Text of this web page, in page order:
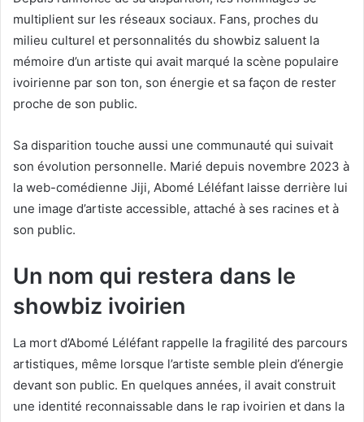
multiplient sur les réseaux sociaux. Fans, proches du
milieu culturel et personnalités du showbiz saluent la
mémoire d’un artiste qui avait marqué la scène populaire
ivoirienne par son ton, son énergie et sa façon de rester
proche de son public.
Sa disparition touche aussi une communauté qui suivait
son évolution personnelle. Marié depuis novembre 2023 à
la web-comédienne Jiji, Abomé Léléfant laisse derrière lui
une image d’artiste accessible, attaché à ses racines et à
son public.
Un nom qui restera dans le
showbiz ivoirien
La mort d’Abomé Léléfant rappelle la fragilité des parcours
artistiques, même lorsque l’artiste semble plein d’énergie
devant son public. En quelques années, il avait construit
une identité reconnaissable dans le rap ivoirien et dans la